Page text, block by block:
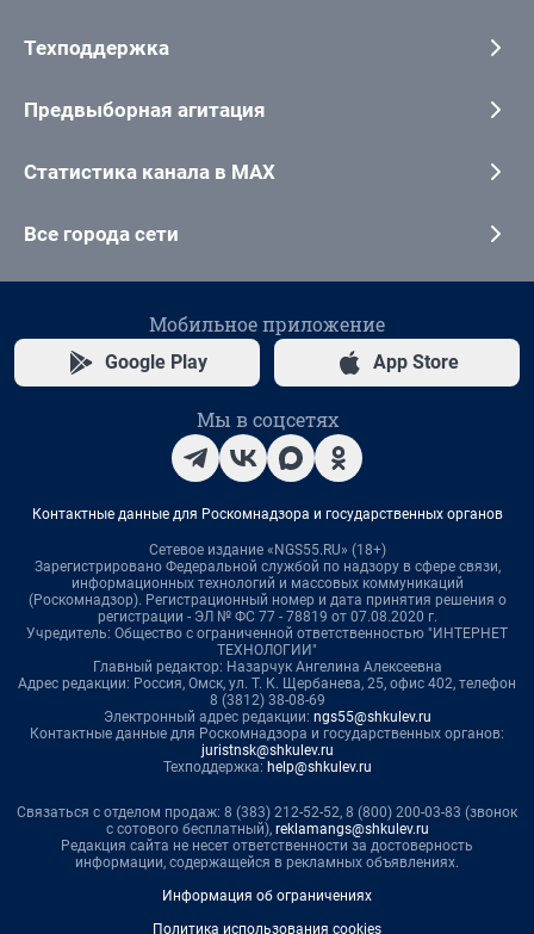
Техподдержка
Предвыборная агитация
Статистика канала в MAX
Все города сети
Мобильное приложение
Google Play App Store
Мы в соцсетях
Контактные данные для Роскомнадзора и государственных органов
Сетевое издание «NGS55.RU» (18+)
Зарегистрировано Федеральной службой по надзору в сфере связи,
информационных технологий и массовых коммуникаций
(Роскомнадзор). Регистрационный номер и дата принятия решения о
регистрации - ЭЛ № ФС 77 - 78819 от 07.08.2020 г.
Учредитель: Общество с ограниченной ответственностью "ИНТЕРНЕТ
ТЕХНОЛОГИИ"
Главный редактор: Назарчук Ангелина Алексеевна
Адрес редакции: Россия, Омск, ул. Т. К. Щербанева, 25, офис 402, телефон
8 (3812) 38-08-69
Электронный адрес редакции: ngs55@shkulev.ru
Контактные данные для Роскомнадзора и государственных органов:
juristnsk@shkulev.ru
Техподдержка: help@shkulev.ru
Связаться с отделом продаж: 8 (383) 212-52-52, 8 (800) 200-03-83 (звонок
с сотового бесплатный), reklamangs@shkulev.ru
Редакция сайта не несет ответственности за достоверность
информации, содержащейся в рекламных объявлениях.
Информация об ограничениях
Политика использования cookies